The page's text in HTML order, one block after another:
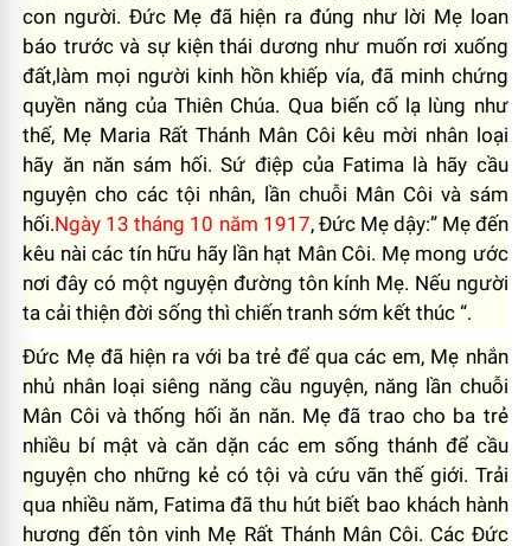
con người. Đức Mẹ đã hiện ra đúng như lời Mẹ loan
báo trước và sự kiện thái dương như muốn rơi xuống
đất,làm mọi người kinh hồn khiếp vía, đã minh chứng
quyền năng của Thiên Chúa. Qua biến cố lạ lùng như
thế, Mẹ Maria Rất Thánh Mân Côi kêu mời nhân loại
hãy ăn năn sám hối. Sứ điệp của Fatima là hãy cầu
nguyện cho các tội nhân, lần chuỗi Mân Côi và sám
hối.Ngày 13 tháng 10 năm 1917, Đức Mẹ dậy:” Mẹ đến
kêu nài các tín hữu hãy lần hạt Mân Côi. Mẹ mong ước
nơi đây có một nguyện đường tôn kính Mẹ. Nếu người
ta cải thiện đời sống thì chiến tranh sớm kết thúc “.
Đức Mẹ đã hiện ra với ba trẻ để qua các em, Mẹ nhắn
nhủ nhân loại siêng năng cầu nguyện, năng lần chuỗi
Mân Côi và thống hối ăn năn. Mẹ đã trao cho ba trẻ
nhiều bí mật và căn dặn các em sống thánh để cầu
nguyện cho những kẻ có tội và cứu vãn thế giới. Trải
qua nhiều năm, Fatima đã thu hút biết bao khách hành
hương đến tôn vinh Mẹ Rất Thánh Mân Côi. Các Đức